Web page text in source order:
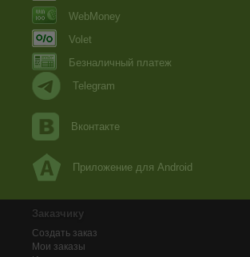
WebMoney
Volet
Безналичный платеж
Telegram
Вконтакте
Приложение для Android
Заказчику
Создать заказ
Мои заказы